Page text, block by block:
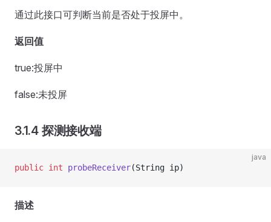
通过此接口可判断当前是否处于投屏中。
返回值
true:投屏中
false:未投屏
3.1.4 探测接收端
java
public int probeReceiver(String ip)
描述